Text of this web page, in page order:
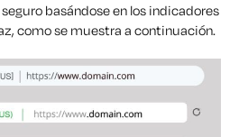
basándose en los indicadores
como se muestra a continuación.